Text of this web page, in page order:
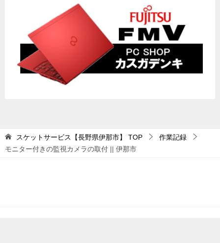
スケットサービス【長野県伊那市】 TOP
作業記録
モニター付きの監視カメラの取付 || 伊那市